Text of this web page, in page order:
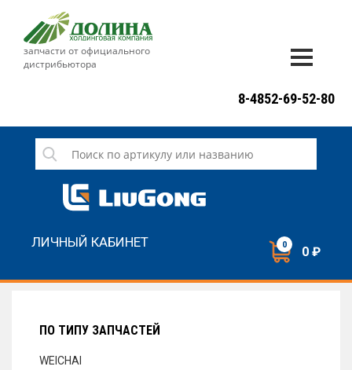
запчасти от официального
дистрибьютора
СЕРВИС
НОВОСТИ
8-4852-69-52-80
ЛИЧНЫЙ КАБИНЕТ 0 0 ₽
ПО ТИПУ ЗАПЧАСТЕЙ
WEICHAI